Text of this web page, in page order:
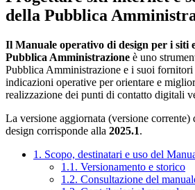
della Pubblica
Il Manuale operativo di design per i siti
Pubblica Amministrazione è uno
Pubblica Amministrazione e i suoi
indicazioni operative per orientare e
realizzazione dei punti di contatto digitali
La versione aggiornata (versione
design corrisponde alla 2025.1.
1. Scopo, destinatari e uso del
1.1. Versionamento e storico
1.2. Consultazione del